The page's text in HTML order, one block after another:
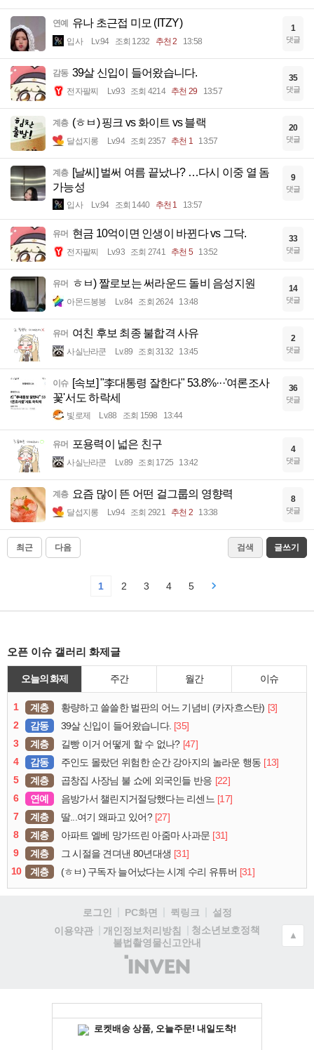
연예 유나 초근접 미모 (ITZY)
입사 Lv.94 조회 1232 추천 2 13:58
1
댓글
감동 39살 신입이 들어왔습니다.
전자팔찌 Lv.93 조회 4214 추천 29 13:57
35
댓글
계층 (ㅎㅂ) 핑크 vs 화이트 vs 블랙
달섭지롱 Lv.94 조회 2357 추천 1 13:57
20
댓글
계층 [날씨] 벌써 여름 끝났나? …다시 이중 열 돔
가능성
입사 Lv.94 조회 1440 추천 1 13:57
9
댓글
유머 현금 10억이면 인생이 바뀐다 vs 그닥.
전자팔찌 Lv.93 조회 2741 추천 5 13:52
33
댓글
유머 ㅎㅂ) 짤로보는 써라운드 돌비 음성지원
아몬드봉봉 Lv.84 조회 2624 13:48
14
댓글
유머 여친 후보 최종 불합격 사유
사실난라쿤 Lv.89 조회 3132 13:45
2
댓글
이슈 [속보] "李대통령 잘한다" 53.8%···'여론조사
꽃'서도 하락세
빛로제 Lv.88 조회 1598 13:44
36
댓글
유머 포용력이 넓은 친구
사실난라쿤 Lv.89 조회 1725 13:42
4
댓글
계층 요즘 많이 뜬 어떤 걸그룹의 영향력
달섭지롱 Lv.94 조회 2921 추천 2 13:38
8
댓글
최근 다음 검색 글쓰기
1 2 3 4 5
오픈 이슈 갤러리 화제글
오늘의 화제 주간 월간 이슈
1 계층 황량하고 쓸쓸한 벌판의 어느 기념비 (카자흐스탄) [3]
2
감동 39살 신입이 들어왔습니다. [35]
3
계층 길빵 이거 어떻게 할 수 없나? [47]
4
감동 주인도 몰랐던 위험한 순간 강아지의 놀라운 행동 [13]
5
계층 곱창집 사장님 불 쇼에 외국인들 반응 [22]
6
연예 음방가서 챌린지거절당했다는 리센느 [17]
7
계층 딸...여기 왜파고 있어? [27]
8
계층 아파트 엘베 망가뜨린 아줌마 사과문 [31]
9
계층 그 시절을 견뎌낸 80년대생 [31]
10
계층 (ㅎㅂ) 구독자 늘어났다는 시계 수리 유튜버 [31]
로그인 PC화면 퀵링크
설정
이용약관
개인정보처리방침
청소년보호정책
불법촬영물신고안내
(주)
인
▲